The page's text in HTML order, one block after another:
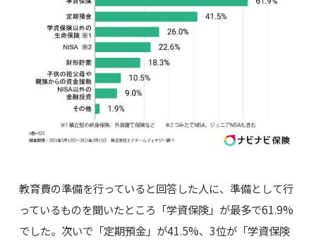
教育費の準備を行っていると回答した人に、準備として行
っているものを聞いたところ「学資保険」が最多で61.9%
でした。次いで「定期預金」が41.5%、3位が「学資保険